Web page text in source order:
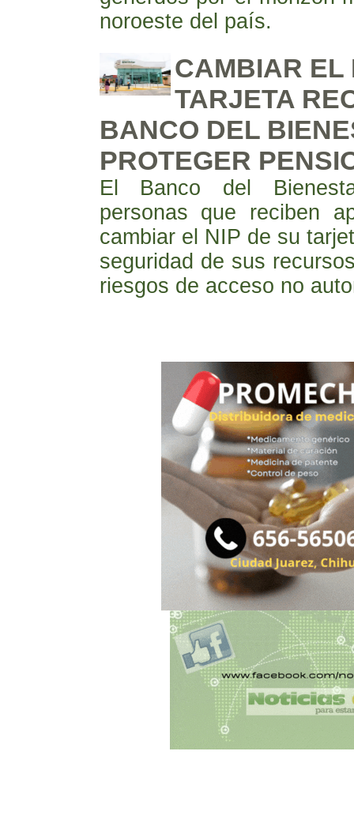
noroeste del país.
CAMBIAR EL
TARJETA
BANCO DEL
PROTEGER
El Banco del
personas que reciben
cambiar el NIP de su
seguridad de sus
riesgos de acceso no